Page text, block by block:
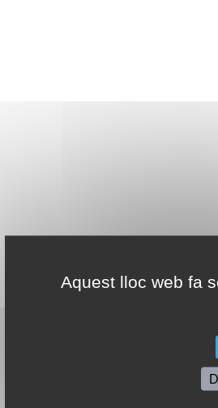
Aquest lloc web fa